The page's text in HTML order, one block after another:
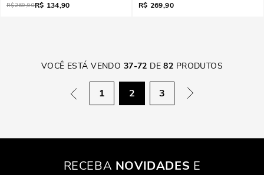
R$269,90R$ 134,90
R$ 269,90
VOCÊ ESTÁ VENDO 37-72 DE82 PRODUTOS
1 2 3
RECEBA NOVIDADES E